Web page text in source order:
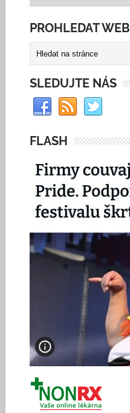
PROHLEDAT WEB
SLEDUJTE NÁS
FLASH